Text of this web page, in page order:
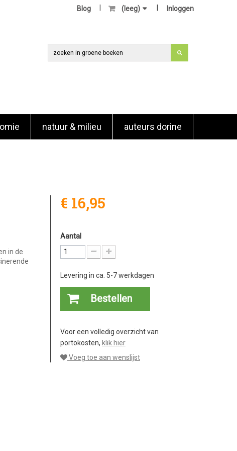
Inloggen
(leeg)
Blog
natuur & milieu auteurs dorine
in de
€ 16,95
Aantal
Levering in ca. 5-7 werkdagen
Bestellen
Voor een volledig overzicht van
portokosten, klik hier
Voeg toe aan wenslijst